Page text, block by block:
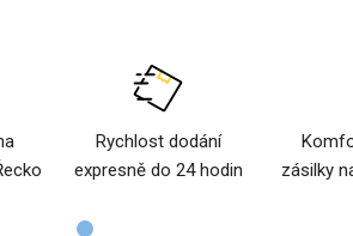
Rychlost dodání
expresně do 24 hodin
zásilky